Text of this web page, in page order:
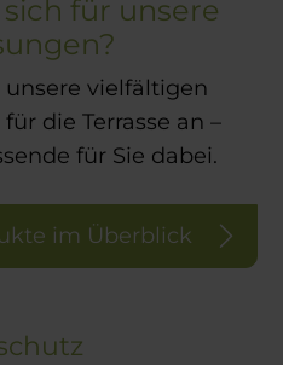
für unsere
unsere vielfältigen
die Terrasse an –
für Sie dabei.
im Überblick